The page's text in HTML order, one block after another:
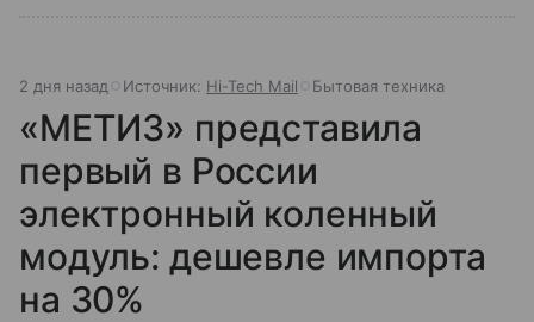
2 дня назад Источник: Hi-Tech Mail Бытовая техника
«МЕТИЗ» представила
первый в России
электронный коленный
модуль: дешевле импорта
на 30%